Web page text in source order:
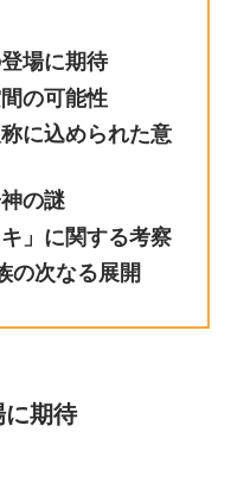
場に期待
の可能性
に込められた意
の謎
」に関する考察
の次なる展開
に期待